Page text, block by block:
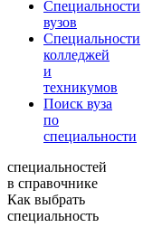
Специальности
вузов
Специальности
колледжей
и
техникумов
Поиск вуза
по
специальности
специальностей
в справочнике
Как выбрать
специальность